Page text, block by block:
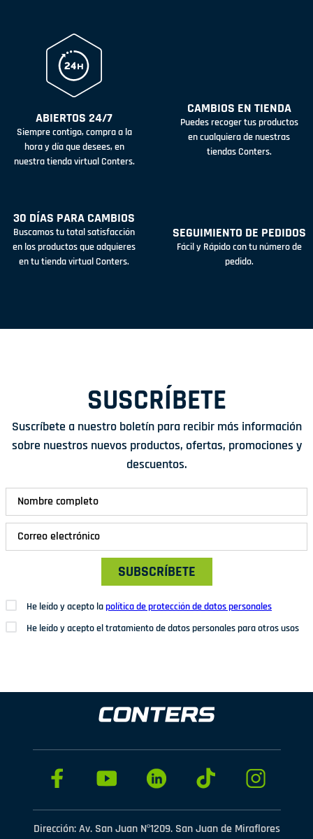
ABIERTOS 24/7
Siempre contigo, compra a la
hora y día que desees, en
nuestra tienda virtual Conters.
CAMBIOS EN TIENDA
Puedes recoger tus productos
en cualquiera de nuestras
tiendas Conters.
30 DÍAS PARA CAMBIOS
Buscamos tu total satisfacción
en los productos que adquieres
en tu tienda virtual Conters.
SEGUIMIENTO DE PEDIDOS
Fácil y Rápido con tu número de
pedido.
SUSCRÍBETE
Suscríbete a nuestro boletín para recibir más información
sobre nuestros nuevos productos, ofertas, promociones y
descuentos.
SUBSCRÍBETE
He leído y acepto lapolítica de protección de datos personales
He leído y acepto el tratamiento de datos personales para otros usos
Dirección: Av. San Juan Nº1209. San Juan de Miraflores